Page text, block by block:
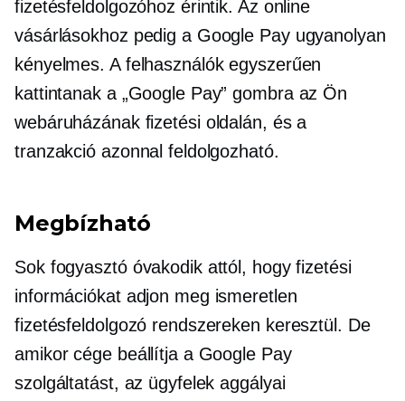
fizetésfeldolgozóhoz érintik. Az online
vásárlásokhoz pedig a Google Pay ugyanolyan
kényelmes. A felhasználók egyszerűen
kattintanak a „Google Pay” gombra az Ön
webáruházának fizetési oldalán, és a
tranzakció azonnal feldolgozható.
Megbízható
Sok fogyasztó óvakodik attól, hogy fizetési
információkat adjon meg ismeretlen
fizetésfeldolgozó rendszereken keresztül. De
amikor cége beállítja a Google Pay
szolgáltatást, az ügyfelek aggályai